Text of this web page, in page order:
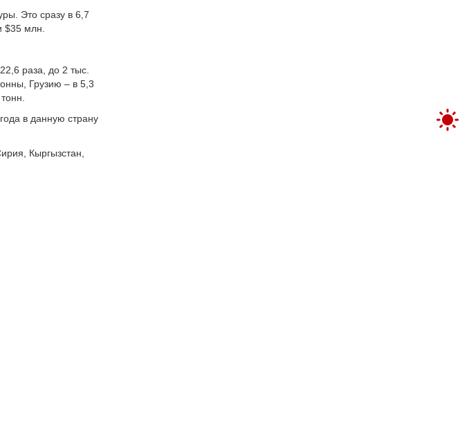
Это сразу в 6,7
$35 млн.
раза, до 2 тыс.
Грузию – в 5,3
в данную страну
Кыргызстан,